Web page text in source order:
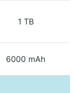
1 TB
6000 mAh